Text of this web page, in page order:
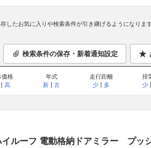
したお気に入りや検索条件が引き継げるようになります
検索条件の保存・新着通知設定
価格
高
年式
新
古
走行距離
少
多
排
少
ルーフ 電動格納ドアミラー プッ